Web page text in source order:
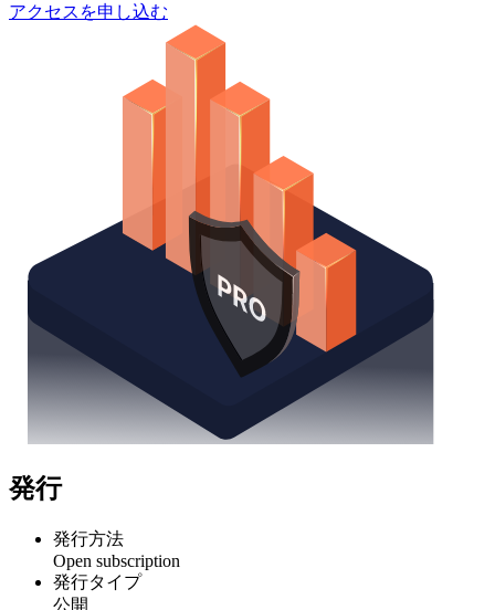
アクセスを申し込む
発行
発行方法
Open subscription
発行タイプ
公開